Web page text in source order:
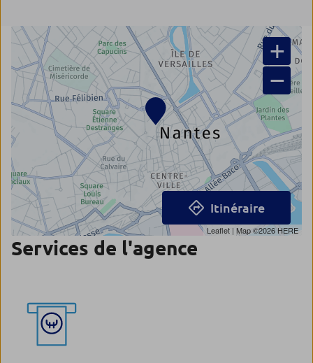
+
−
Leaflet | Map ©2026HERE
Itinéraire
Services de l'agence